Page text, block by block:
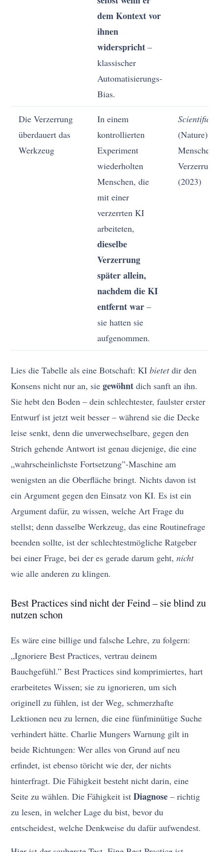
dem Kontext vor
ihnen
widerspricht –
klassischer
Automatisierungs-
Bias.
Die Verzerrung
überdauert das
Werkzeug
In einem
kontrollierten
Experiment
wiederholten
Menschen, die
mit einer
verzerrten KI
arbeiteten,
dieselbe
Verzerrung
später allein,
nachdem die KI
entfernt war –
sie hatten sie
aufgenommen.
Scientific
(Nature),
(2023)
Lies die Tabelle als eine Botschaft: KIbietetdir den
Konsens nicht nur an, siegewöhnt dich sanft an ihn.
Sie hebt den Boden – dein schlechtester, faulster erster
Entwurf ist jetzt weit besser – während sie die Decke
leise senkt, denn die unverwechselbare, gegen den
Strich gehende Antwort ist genau diejenige, die eine
„wahrscheinlichste Fortsetzung”-Maschine am
wenigsten an die Oberfläche bringt. Nichts davon ist
ein Argument gegen den Einsatz von KI. Es ist ein
Argument dafür, zu wissen, welche Art Frage du
stellst; denn dasselbe Werkzeug, das eine Routinefrage
beenden sollte, ist der schlechtestmögliche Ratgeber
bei einer Frage, bei der es gerade darum geht,nicht
wie alle anderen zu klingen.
Best Practices sind nicht der Feind – sie blind zu
nutzen schon
Es wäre eine billige und falsche Lehre, zu folgern:
„Ignoriere Best Practices, vertrau deinem
Bauchgefühl.” Best Practices sind komprimiertes, hart
erarbeitetes Wissen; sie zu ignorieren, um sich
originell zu fühlen, ist der Weg, schmerzhafte
Lektionen neu zu lernen, die eine fünfminütige Suche
verhindert hätte. Charlie Mungers Warnung gilt in
beide Richtungen: Wer alles von Grund auf neu
erfindet, ist ebenso töricht wie der, der nichts
hinterfragt. Die Fähigkeit besteht nicht darin, eine
Seite zu wählen. Die Fähigkeit istDiagnose – richtig
zu lesen, in welcher Lage du bist, bevor du
entscheidest, welche Denkweise du dafür aufwendest.